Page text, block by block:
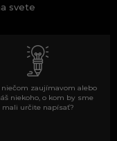
svete
niečom zaujímavom alebo
niekoho, o kom by sme
mali určite napísať?